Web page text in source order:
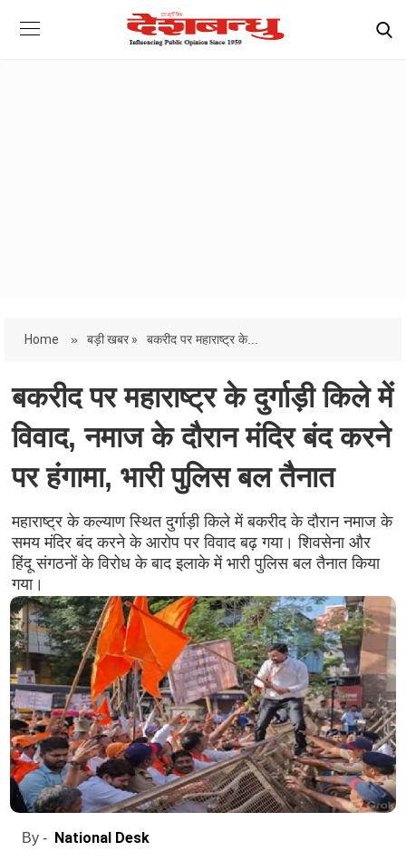
Home » बड़ी खबर » बकरीद पर महाराष्ट्र के...
बकरीद पर महाराष्ट्र के दुर्गाड़ी किले में
विवाद, नमाज के दौरान मंदिर बंद करने
पर हंगामा, भारी पुलिस बल तैनात
महाराष्ट्र के कल्याण स्थित दुर्गाड़ी किले में बकरीद के दौरान नमाज के
समय मंदिर बंद करने के आरोप पर विवाद बढ़ गया। शिवसेना और
हिंदू संगठनों के विरोध के बाद इलाके में भारी पुलिस बल तैनात किया
गया।
By - National Desk